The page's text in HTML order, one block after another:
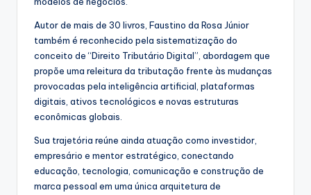
Autor de mais de 30 livros, Faustino da Rosa Júnior
também é reconhecido pela sistematização do
conceito de “Direito Tributário Digital”, abordagem que
propõe uma releitura da tributação frente às mudanças
provocadas pela inteligência artificial, plataformas
digitais, ativos tecnológicos e novas estruturas
econômicas globais.
Sua trajetória reúne ainda atuação como investidor,
empresário e mentor estratégico, conectando
educação, tecnologia, comunicação e construção de
marca pessoal em uma única arquitetura de